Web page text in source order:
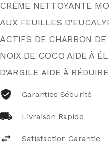
CRÈME NETTOYANTE
AUX FEUILLES
ACTIFS DE CHARBON
NOIX DE COCO AIDE À
D'ARGILE AIDE À
Garanties Sécurité
Livraison Rapide
Satisfaction Garantie